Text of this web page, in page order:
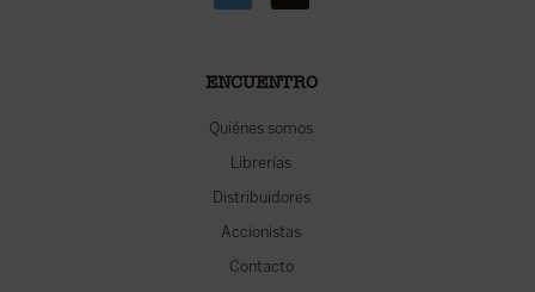
ENCUENTRO
Quiénes somos
Librerías
Distribuidores
Accionistas
Contacto